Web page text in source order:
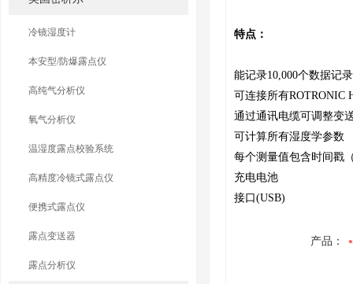
冷镜湿度计
本安型/防爆露点仪
高纯气分析仪
氧气分析仪
温湿度露点校验系统
高精度冷镜式露点仪
便携式露点仪
露点变送器
露点分析仪
特点：
能记录10,000个数据记
可连接所有ROTRONIC
通过通讯电缆可调整变
可计算所有湿度学参数
每个测量值包含时间戳
充电电池
接口(USB)
产品：